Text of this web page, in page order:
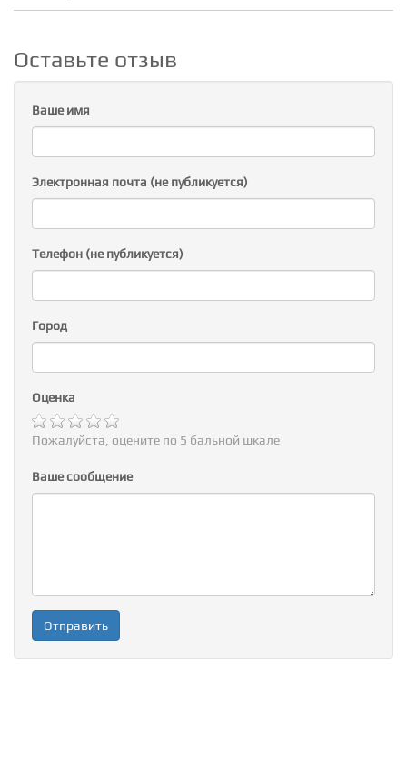
Оставьте отзыв
Ваше имя
Электронная почта (не публикуется)
Телефон (не публикуется)
Город
Оценка
Пожалуйста, оцените по 5 бальной шкале
Ваше сообщение